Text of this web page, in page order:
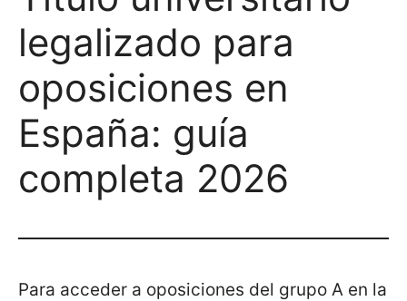
legalizado para
oposiciones en
España: guía
completa 2026
Para acceder a oposiciones del grupo A en la